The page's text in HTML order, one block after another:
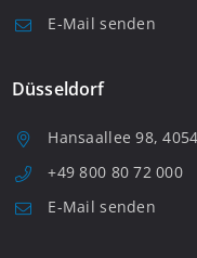
E-Mail senden
Düsseldorf
Hansaallee 98,
+49 800 80 72 000
E-Mail senden